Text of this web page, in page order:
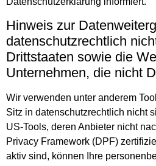
Hinweis zur
datenschutzrechtlich
Drittstaaten sowie die
Unternehmen, die nicht
Wir verwenden unter anderem
Sitz in datenschutzrechtlich nicht
US-Tools, deren Anbieter nicht
Privacy Framework (DPF)
aktiv sind, können Ihre